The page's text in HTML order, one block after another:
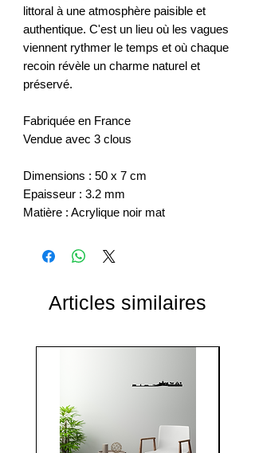
littoral à une atmosphère paisible et
authentique. C'est un lieu où les vagues
viennent rythmer le temps et où chaque
recoin révèle un charme naturel et
préservé.
Fabriquée en France
Vendue avec 3 clous
Dimensions : 50 x 7 cm
Epaisseur : 3.2 mm
Matière : Acrylique noir mat
Articles similaires